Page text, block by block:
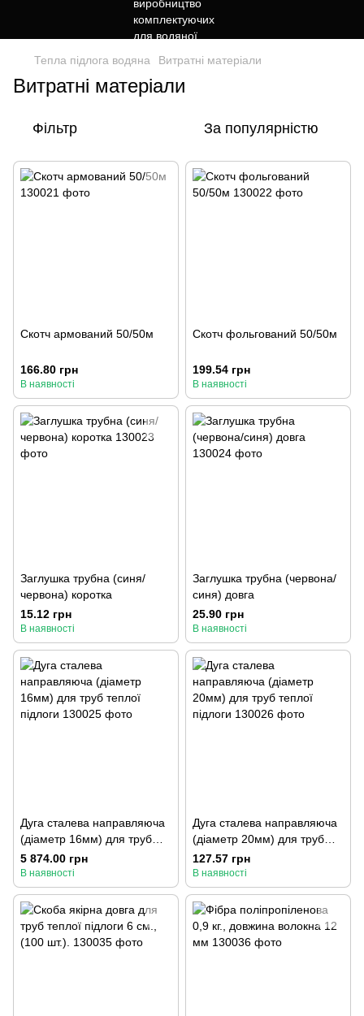
Тепла підлога водяна Витратні матеріали
Витратні матеріали
Фільтр За популярністю
Скотч армований 50/50м
166.80 грн
В наявності
Скотч фольгований 50/50м
199.54 грн
В наявності
Заглушка трубна (синя/
червона) коротка
15.12 грн
В наявності
Заглушка трубна (червона/
синя) довга
25.90 грн
В наявності
Дуга сталева направляюча
(діаметр 16мм) для труб
теплої підлоги
5 874.00 грн
В наявності
Дуга сталева направляюча
(діаметр 20мм) для труб
теплої підлоги
127.57 грн
В наявності